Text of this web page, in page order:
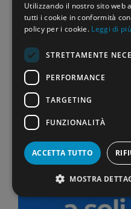
Utilizzando il nostro sito web
tutti i cookie in conformità
policy per i cookie. Leggi di più
STRETTAMENTE
PERFORMANCE
TARGETING
FUNZIONALITÀ
ACCETTA TUTTO
MOSTRA